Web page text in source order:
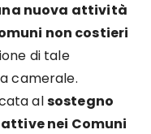
nuova attività
non costieri
di tale
camerale.
alsostegno
nei Comuni